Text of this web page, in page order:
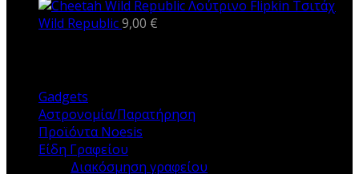
Λούτρινο Flipkin Τσιτάχ
Wild Republic9,00 €
Gadgets
Αστρονομία/Παρατήρηση
Προϊόντα Noesis
Είδη Γραφείου
Διακόσμηση γραφείου